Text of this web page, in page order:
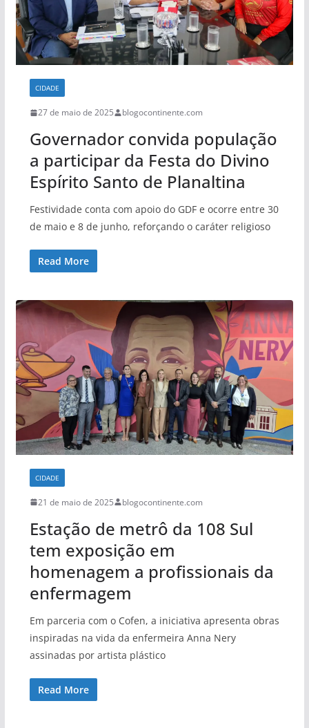
CIDADE
27 de maio de 2025 blogocontinente.com
Governador convida população
a participar da Festa do Divino
Espírito Santo de Planaltina
Festividade conta com apoio do GDF e ocorre entre 30
de maio e 8 de junho, reforçando o caráter religioso
Read More
CIDADE
21 de maio de 2025 blogocontinente.com
Estação de metrô da 108 Sul
tem exposição em
homenagem a profissionais da
enfermagem
Em parceria com o Cofen, a iniciativa apresenta obras
inspiradas na vida da enfermeira Anna Nery
assinadas por artista plástico
Read More